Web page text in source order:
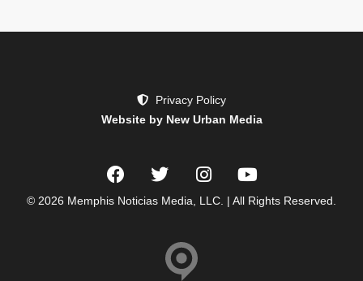
Privacy Policy
Website by New Urban Media
© 2026 Memphis Noticias Media, LLC. | All Rights Reserved.